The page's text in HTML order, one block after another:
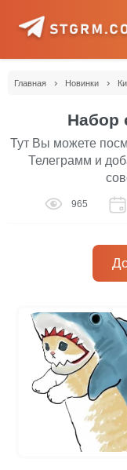
Главная › Новинки ›
Набор
Тут Вы можете
Телеграмм и
965